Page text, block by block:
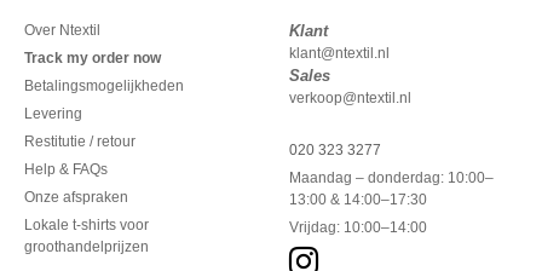
Over Ntextil
Track my order now
Betalingsmogelijkheden
Levering
Restitutie / retour
Help & FAQs
Onze afspraken
Lokale t-shirts voor
groothandelprijzen
Klant
klant@ntextil.nl
Sales
verkoop@ntextil.nl
020 323 3277
Maandag – donderdag: 10:00–
13:00 & 14:00–17:30
Vrijdag: 10:00–14:00